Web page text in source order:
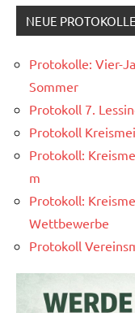
NEUE PROTOKOLLE
Protokolle: Vier-
Sommer
Protokoll 7.
Protokoll
Protokoll:
m
Protokoll:
Wettbewerbe
Protokoll